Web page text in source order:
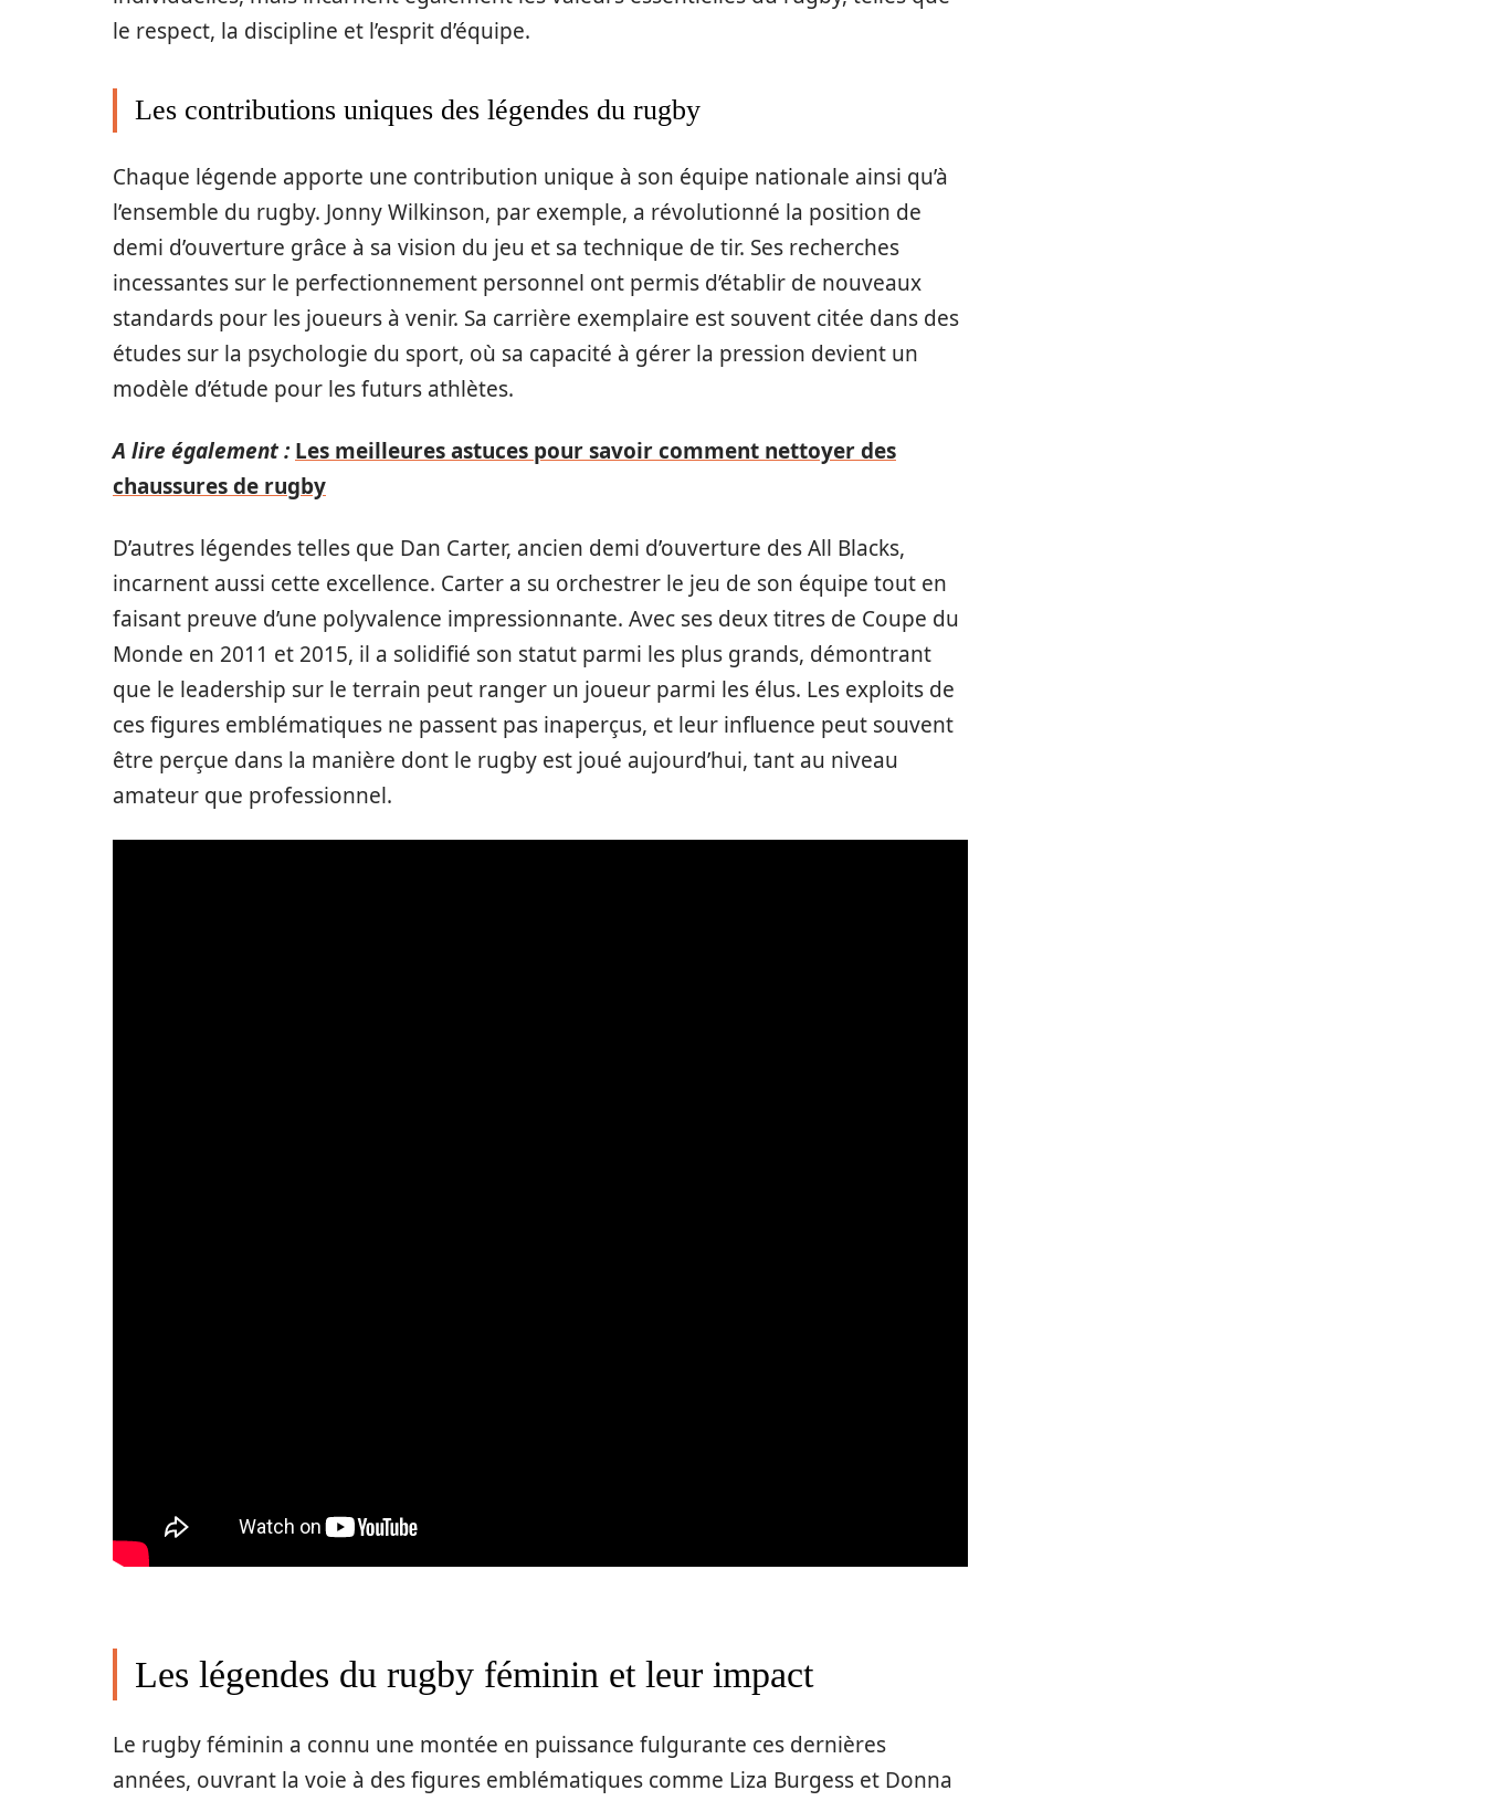
le respect, la discipline et l’esprit d’équipe.
Les contributions uniques des légendes du rugby
Chaque légende apporte une contribution unique à son équipe nationale ainsi qu’à
l’ensemble du rugby. Jonny Wilkinson, par exemple, a révolutionné la position de
demi d’ouverture grâce à sa vision du jeu et sa technique de tir. Ses recherches
incessantes sur le perfectionnement personnel ont permis d’établir de nouveaux
standards pour les joueurs à venir. Sa carrière exemplaire est souvent citée dans des
études sur la psychologie du sport, où sa capacité à gérer la pression devient un
modèle d’étude pour les futurs athlètes.
A lire également : Les meilleures astuces pour savoir comment nettoyer des
chaussures de rugby
D’autres légendes telles que Dan Carter, ancien demi d’ouverture des All Blacks,
incarnent aussi cette excellence. Carter a su orchestrer le jeu de son équipe tout en
faisant preuve d’une polyvalence impressionnante. Avec ses deux titres de Coupe du
Monde en 2011 et 2015, il a solidifié son statut parmi les plus grands, démontrant
que le leadership sur le terrain peut ranger un joueur parmi les élus. Les exploits de
ces figures emblématiques ne passent pas inaperçus, et leur influence peut souvent
être perçue dans la manière dont le rugby est joué aujourd’hui, tant au niveau
amateur que professionnel.
Les légendes du rugby féminin et leur impact
Le rugby féminin a connu une montée en puissance fulgurante ces dernières
années, ouvrant la voie à des figures emblématiques comme Liza Burgess et Donna